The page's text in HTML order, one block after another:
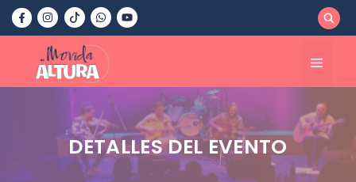
Saltar
contenido
Menú
DETALLES DEL EVENTO